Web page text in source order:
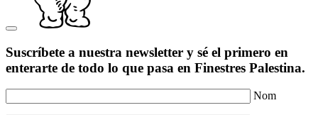
Suscríbete a nuestra newsletter y sé el primero en
enterarte de todo lo que pasa en Finestres Palestina.
Nom